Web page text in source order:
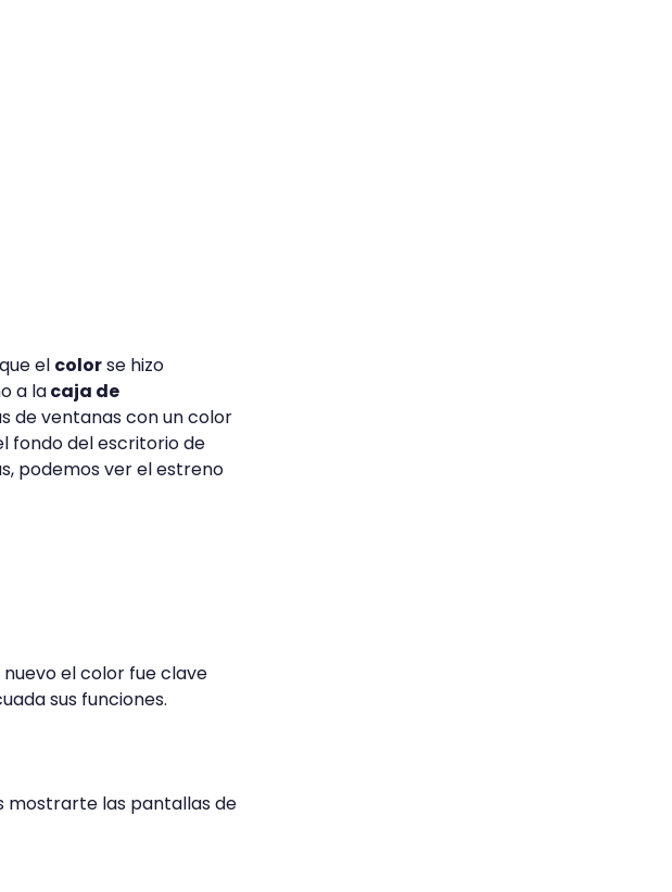
el colorse hizo
a lacaja de
de ventanas con un color
fondo del escritorio de
podemos ver el estreno
nuevo el color fue clave
sus funciones.
mostrarte las pantallas de